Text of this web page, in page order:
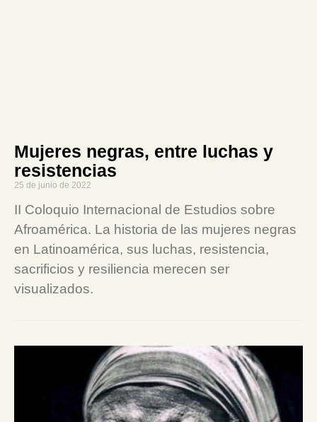
Mujeres negras, entre luchas y
resistencias
25 de junio de 2022
II Coloquio Internacional de Estudios sobre
Afroamérica. La historia de las mujeres negras
en Latinoamérica, sus luchas, resistencia,
sacrificios y resiliencia merecen ser
visualizados.